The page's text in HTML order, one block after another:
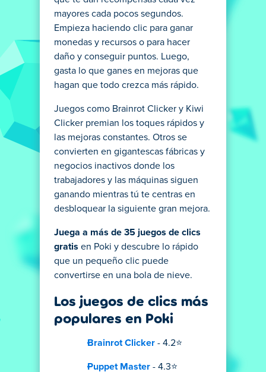
mayores cada pocos segundos.
Empieza haciendo clic para ganar
monedas y recursos o para hacer
daño y conseguir puntos. Luego,
gasta lo que ganes en mejoras que
hagan que todo crezca más rápido.
Juegos como Brainrot Clicker y Kiwi
Clicker premian los toques rápidos y
las mejoras constantes. Otros se
convierten en gigantescas fábricas y
negocios inactivos donde los
trabajadores y las máquinas siguen
ganando mientras tú te centras en
desbloquear la siguiente gran mejora.
Juega a más de 35 juegos de clics
gratis en Poki y descubre lo rápido
que un pequeño clic puede
convertirse en una bola de nieve.
Los juegos de clics más
populares en Poki
Brainrot Clicker - 4.2⭐
Puppet Master - 4.3⭐